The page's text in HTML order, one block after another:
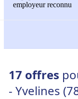
employeur reconnu
17 offres
- Yvelines